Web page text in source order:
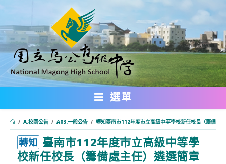
轉
主
要
內
選單
/ A.校園公告 / A03.一般公告 / 轉知臺南市112年度市立高級中等學校新任校長（籌備處
轉知 臺南市112年度市立高級中等學
校新任校長（籌備處主任）遴選簡章